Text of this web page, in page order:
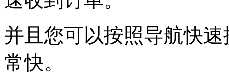
并且您可以按照导航快
常快。